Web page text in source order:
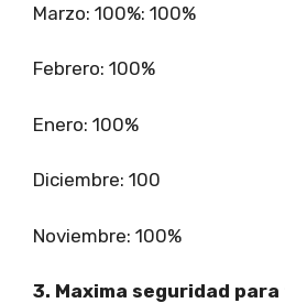
Marzo: 100%: 100%
Febrero: 100%
Enero: 100%
Diciembre: 100
Noviembre: 100%
3. Maxima seguridad para